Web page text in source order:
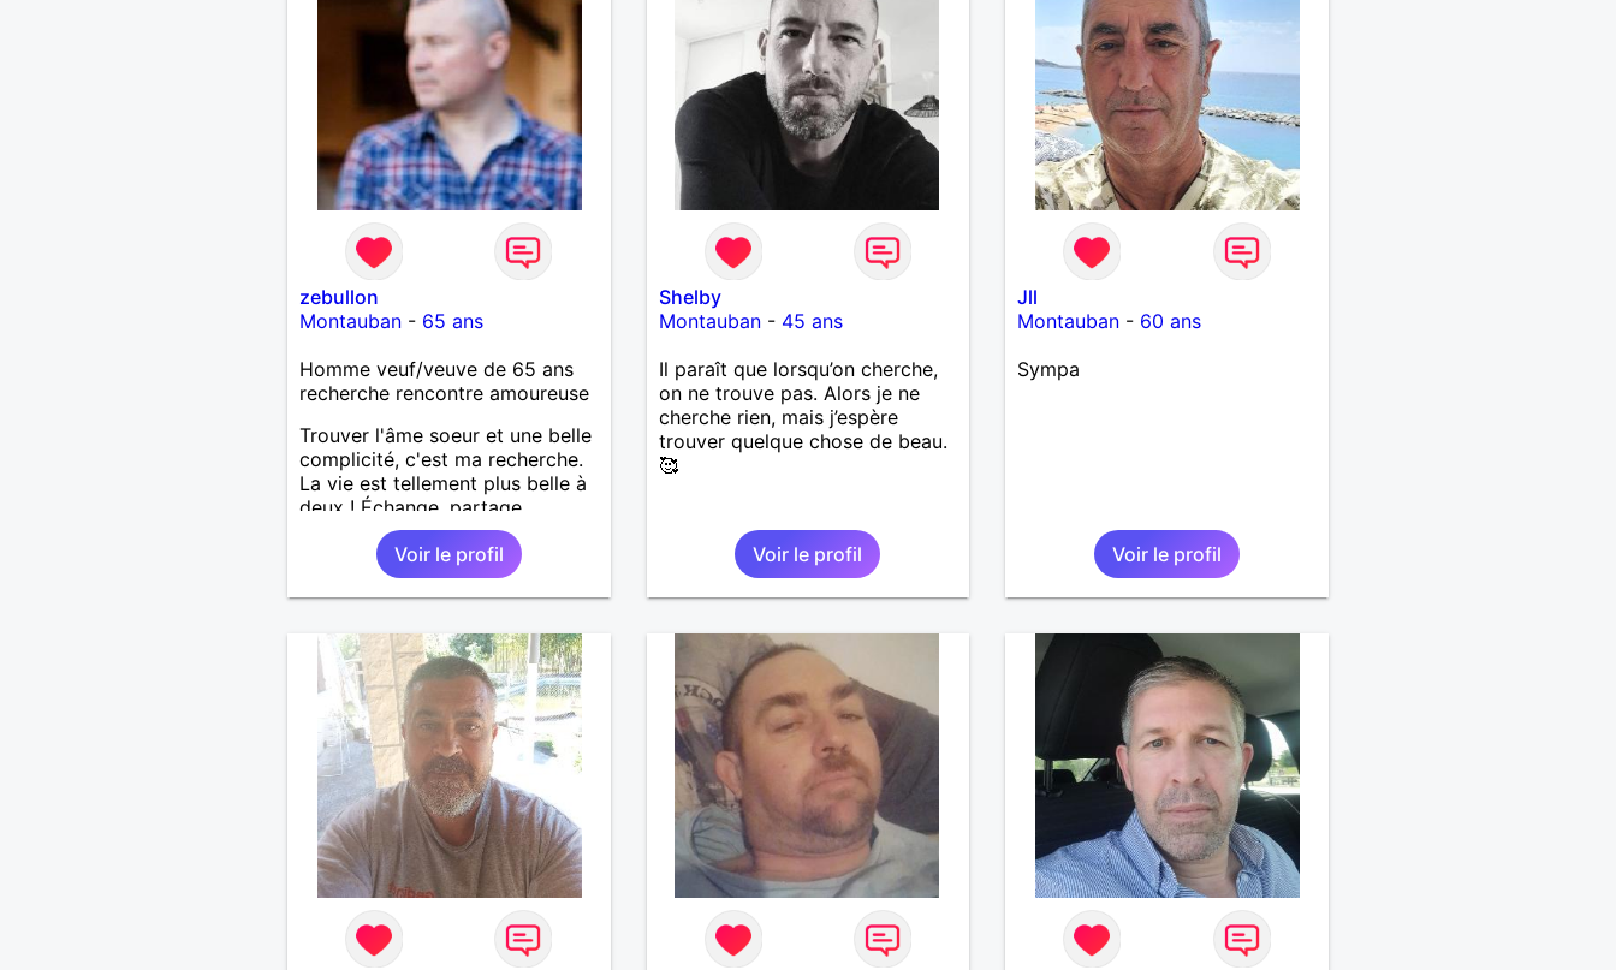
mène une vie très simple je
rénove personnellement une
petite villa que je viens
d'acheter étant très bricoleur
zebullon
Montauban- 65 ans
Homme veuf/veuve de 65 ans
recherche rencontre amoureuse
Trouver l'âme soeur et une belle
complicité, c'est ma recherche.
La vie est tellement plus belle à
deux ! Échange, partage,
Voir le profil
Shelby
Montauban- 45 ans
Il paraît que lorsqu’on cherche,
on ne trouve pas. Alors je ne
cherche rien, mais j’espère
trouver quelque chose de beau.
🥰
Voir le profil
Jll
Montauban - 60 ans
Sympa
Voir le profil